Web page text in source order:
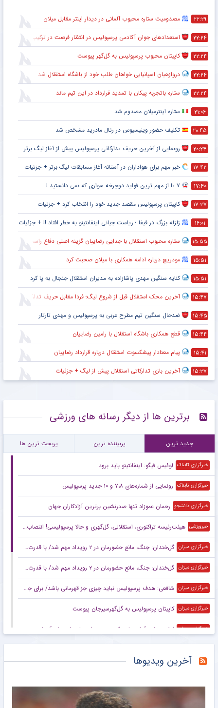
۲۲:۲۹ مصدومیت ستاره محبوب آلمانی در دیدار اینتر مقابل میلان
۲۲:۲۴ استعدادهای جوان آکادمی پرسپولیس در انتظار فرصت در ترکیب اصلی
۲۲:۲۴ کاپیتان محبوب پرسپولیس به گل‌گهر پیوست
۲۲:۲۴ دروازهبان اسپانیایی خواهان طلب خود از باشگاه استقلال شد
۲۲:۲۴ ستاره باتجربه پیکان با تمدید قرارداد در این تیم ماند
۲۱:۰۶ ستاره اینترمیلان مصدوم شد
۲۰:۴۵ تکلیف حضور وینیسیوس در رئال مادرید مشخص شد
۲۰:۲۴ رونمایی از آخرین حریف تدارکاتی پرسپولیس پیش از آغاز لیگ برتر
۱۷:۴۲ خبر مهم برای هواداران در آستانه آغاز مسابقات لیگ برتر + جزئیات
۱۷:۴۰ ۷ تا از مهم ترین فواید دوچرخه سواری که نمی دانستید !
۱۷:۳۷ کاپیتان پرسپولیس مقصد جدید خود را انتخاب کرد + جزئیات
۱۶:۰۱ زلزله بزرگ در فیفا ؛ ریاست جیانی اینفانتینو به خطر افتاد !! + جزئیات
۱۵:۵۵ ستاره محبوب استقلال با جدایی رضاییان گزینه اصلی دفاع راست این تیم
۱۵:۵۱ مودریچ درباره ادامه همکاری با میلان صحبت کرد
۱۵:۵۱ کنایه سنگین مهدی پاشازاده به مدیران استقلال جنجال به پا کرد
۱۵:۴۷ آخرین محک استقلال قبل از شروع لیگ؛ فردا مقابل حریف تدارکاتی
۱۵:۴۵ ضدحال سنگین تیم مطرح عربی به پرسپولیس و مهدی تارتار
۱۵:۴۴ قطع همکاری باشگاه استقلال با رامین رضاییان
۱۵:۴۱ پیام معنادار پیشکسوت استقلال درباره قرارداد رضاییان
۱۵:۳۷ آخرین بازی تدارکاتی استقلال پیش از لیگ + جزئیات
برترین ها از دیگر رسانه های ورزشی
جدید ترین پربیننده ترین پربحث ترین ها
خبرگزاری تابناک لوئیس فیگو: اینفانتینو باید برود
خبرگزاری تابناک رونمایی از شماره‌های ۷،۸ و ۱۰ جدید پرسپولیس
خبرگزاری دانشجو رحمان عموزاد تنها صدرنشین برترین آزادکاران جهان
خبرورزشی هیئت‌رئیسه تراکتوری، استقلالی، گل‌گهری و حالا پرسپولیسی! انتصاب‌های عجیب در باشگاه‌های خاص؛ فدراسیون حتما جوابگو باشد
خبرگزاری میزان گل‌خندان: جنگ، مانع حضورمان در ۲ رویداد مهم شد/ با قدرت برای بازی‌های آسیایی و سهمیه المپیک می‌جنگیم
خبرگزاری میزان گل‌خندان: جنگ، مانع حضورمان در ۲ رویداد مهم شد/ با قدرت برای بازی‌های آسیایی و سهمیه المپیک می‌جنگیم
خبرگزاری میزان شافعی: هدف پرسپولیس نباید چیزی جز قهرمانی باشد/ برای جام ملت‌ها باید از برخی چهره‌ها عبور کنیم
خبرگزاری میزان کاپیتان پرسپولیس به گل‌گهرسیرجان پیوست
خبرگزاری میزان اعلام برنامه آماده‌سازی کره‌جنوبی برای جام ملت‌های آسیا بدون سرمربی
ناکامی مجدد استقلال در باز کردن پنجره نقل و انتقالاتی
آخرین ویدیوها